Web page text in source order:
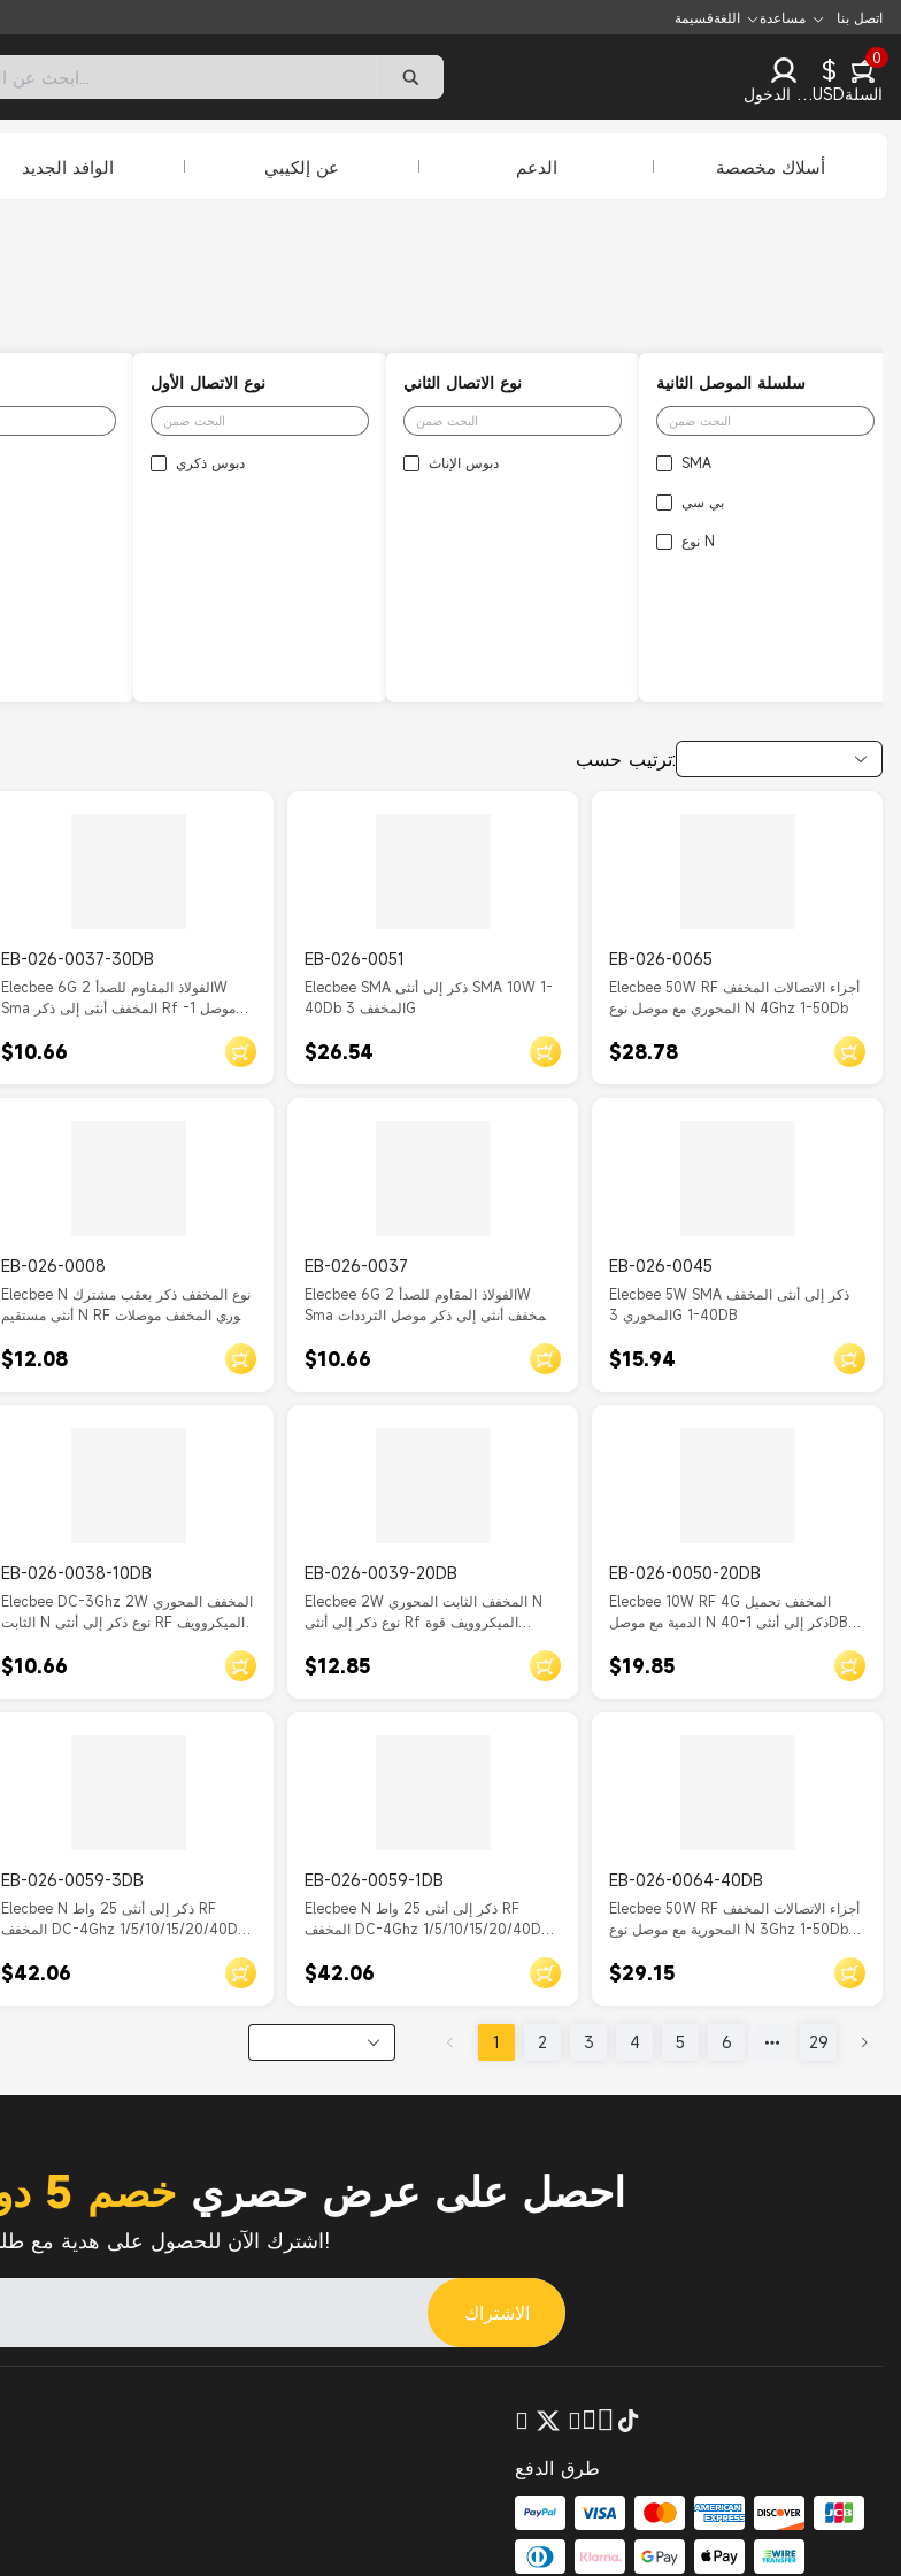
قسيمةاللغة مساعدة اتصل بنا
تسجيل الدخول
$
USD
0
السلة
الوافد الجديد عن إلكيبي الدعم أسلاك مخصصة
نوع الاتصال الأول
دبوس ذكري
نوع الاتصال الثاني
دبوس الإناث
سلسلة الموصل الثانية
SMA
بي سي
نوع N
ترتيب حسب:
EB-026-0037-30DB
Elecbee 6G الفولاذ المقاوم للصدأ 2W
Sma المخفف أنثى إلى ذكر Rf موصل 1-
$10.66
EB-026-0051
Elecbee SMA ذكر إلى أنثى SMA 10W 1-
40Db المخفف 3G
$26.54
EB-026-0065
Elecbee 50W RF أجزاء الاتصالات المخفف
المحوري مع موصل نوع N 4Ghz 1-50Db
$28.78
EB-026-0008
Elecbee N نوع المخفف ذكر بعقب مشترك
أنثى مستقيم N RF محوري المخفف موصلات
الصواعق
$12.08
EB-026-0037
Elecbee 6G الفولاذ المقاوم للصدأ 2W
Sma المخفف أنثى إلى ذكر موصل الترددات
$10.66
EB-026-0045
Elecbee 5W SMA ذكر إلى أنثى المخفف
المحوري 3G 1-40DB
$15.94
EB-026-0038-10DB
Elecbee DC-3Ghz 2W المخفف المحوري
الثابت N نوع ذكر إلى أنثى RF الميكروويف
$10.66
EB-026-0039-20DB
Elecbee 2W المخفف الثابت المحوري N
نوع ذكر إلى أنثى Rf الميكروويف قوة
$12.85
EB-026-0050-20DB
Elecbee 10W RF 4G المخفف تحميل
الدمية مع موصل N ذكر إلى أنثى 1-40DB
$19.85
EB-026-0059-3DB
Elecbee N ذكر إلى أنثى 25 واط RF
المخفف DC-4Ghz 1/5/10/15/20/40Db
$42.06
EB-026-0059-1DB
Elecbee N ذكر إلى أنثى 25 واط RF
المخفف DC-4Ghz 1/5/10/15/20/40Db
$42.06
EB-026-0064-40DB
Elecbee 50W RF أجزاء الاتصالات المخفف
المحورية مع موصل نوع N 3Ghz 1-50Db
$29.15
1 2 3 4 5 6 29
احصل على عرض حصري خصم 5 دولار
اشترك الآن للحصول على هدية مع طلبك الأول!
الاشتراك
طرق الدفع